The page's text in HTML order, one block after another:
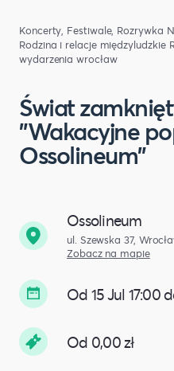
Koncerty, Festiwale, Rozrywka
Rodzina i relacje międzyludzkie
wydarzenia wrocław
Świat
"Wakacyjne
Ossolineum​"
Ossolineum
ul. Szewska 37,
Zobacz na mapie
Od 15 Jul 17:00
Od 0,00 zł